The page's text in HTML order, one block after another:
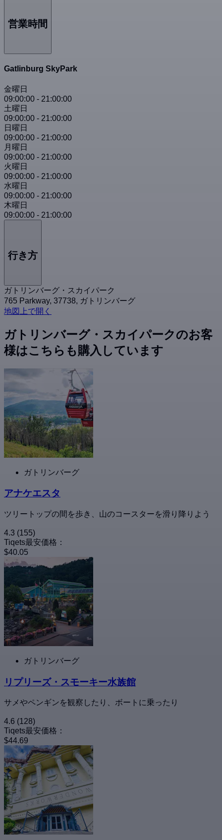
営業時間
Gatlinburg SkyPark
金曜日
09:00:00 - 21:00:00
土曜日
09:00:00 - 21:00:00
日曜日
09:00:00 - 21:00:00
月曜日
09:00:00 - 21:00:00
火曜日
09:00:00 - 21:00:00
水曜日
09:00:00 - 21:00:00
木曜日
09:00:00 - 21:00:00
行き方
ガトリンバーグ・スカイパーク
765 Parkway, 37738, ガトリンバーグ
地図上で開く
ガトリンバーグ・スカイパークのお客
様はこちらも購入しています
ガトリンバーグ
アナケエスタ
ツリートップの間を歩き、山のコースターを滑り降りよう
4.3 (155)
Tiqets最安価格：
$40.05
ガトリンバーグ
リプリーズ・スモーキー水族館
サメやペンギンを観察したり、ボートに乗ったり
4.6 (128)
Tiqets最安価格：
$44.69